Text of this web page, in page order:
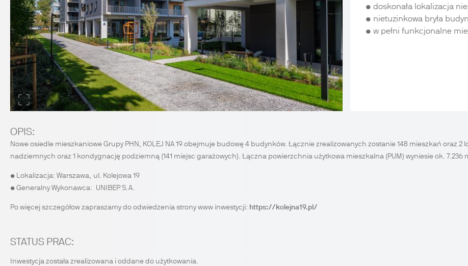
• doskonała lokalizacja
• nietuzinkowa bryła
• w pełni funkcjonalne
OPIS:
Nowe osiedle mieszkaniowe Grupy PHN, KOLEJ NA 19 obejmuje budowę 4 budynków. Łącznie zrealizowanych zostanie 148 mieszkań oraz
nadziemnych oraz 1 kondygnację podziemną (141 miejsc garażowych). Łączna powierzchnia użytkowa mieszkalna (PUM) wyniesie ok. 7.236
• Lokalizacja: Warszawa, ul. Kolejowa 19
• Generalny Wykonawca: UNIBEP S.A.
Po więcej szczegółow zapraszamy do odwiedzenia strony www inwestycji: https://kolejna19.pl/
STATUS PRAC:
Inwestycja została zrealizowana i oddane do użytkowania.